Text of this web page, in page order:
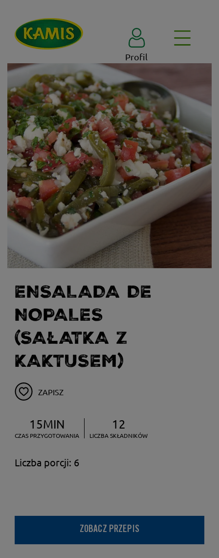
Profil
ENSALADA DE
NOPALES
(SAŁATKA Z
KAKTUSEM)
ZAPISZ
15MIN
CZAS PRZYGOTOWANIA
12
LICZBA SKŁADNIKÓW
Liczba porcji: 6
ZOBACZ PRZEPIS